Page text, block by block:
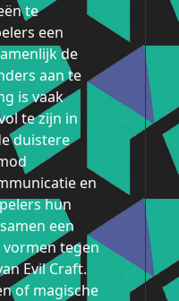
te
een
de
aan te
is vaak
te zijn in
duistere
en
hun
een
tegen
Evil Craft.
of magische